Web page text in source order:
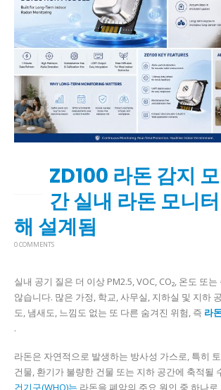
ZD100 라돈 감지
간 실내 라돈 모니
해 설계됨
0 COMMENTS
실내 공기 질은 더 이상 PM2.5, VOC, CO₂, 온도 또
않습니다. 많은 가정, 학교, 사무실, 지하실 및 지하
도, 냄새도, 느낌도 없는 또 다른 숨겨진 위험, 즉 라
.
라돈은 자연적으로 발생하는 방사성 가스로, 특히
건물, 환기가 불량한 건물 또는 지하 공간에 축적될
건기구(WHO)는 라돈을 폐암의 주요 원인 중 하나